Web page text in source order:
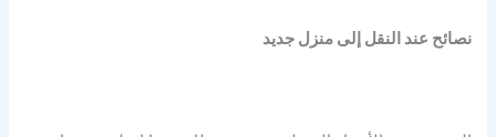
نصائح عند النقل إلى منزل جديد